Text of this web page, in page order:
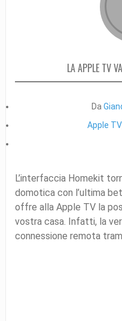
LA APPLE TV
Da
Apple TV
L’interfaccia Homekit
domotica con l’ultima
offre alla Apple TV la
vostra casa. Infatti, la
connessione remota